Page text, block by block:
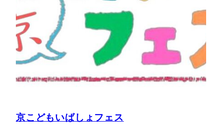
京こどもいばしょフェス